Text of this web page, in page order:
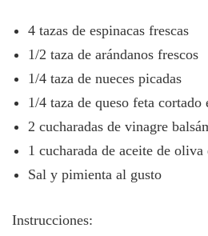
4 tazas de espinacas frescas
1/2 taza de arándanos frescos
1/4 taza de nueces picadas
1/4 taza de queso feta cortado
2 cucharadas de vinagre
1 cucharada de aceite de
Sal y pimienta al gusto
Instrucciones: